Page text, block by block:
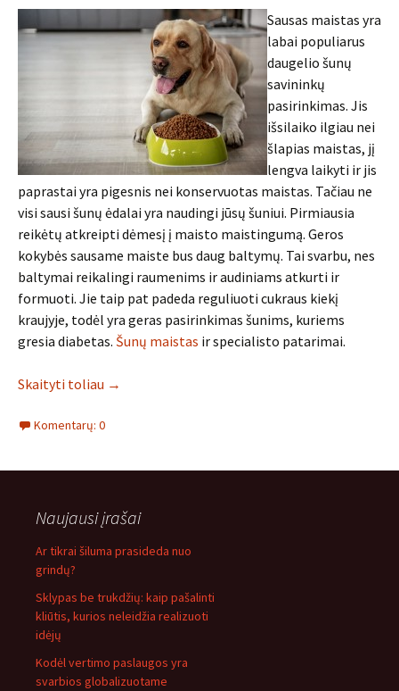
Sausas maistas yra
labai populiarus
daugelio šunų
savininkų
pasirinkimas. Jis
išsilaiko ilgiau nei
šlapias maistas, jį
lengva laikyti ir jis
paprastai yra pigesnis nei konservuotas maistas. Tačiau ne
visi sausi šunų ėdalai yra naudingi jūsų šuniui. Pirmiausia
reikėtų atkreipti dėmesį į maisto maistingumą. Geros
kokybės sausame maiste bus daug baltymų. Tai svarbu, nes
baltymai reikalingi raumenims ir audiniams atkurti ir
formuoti. Jie taip pat padeda reguliuoti cukraus kiekį
kraujyje, todėl yra geras pasirinkimas šunims, kuriems
gresia diabetas. Šunų maistas ir specialisto patarimai.
Skaityti toliau →
Komentarų: 0
Naujausi įrašai
Ar tikrai šiluma prasideda nuo
grindų?
Sklypas be trukdžių: kaip pašalinti
kliūtis, kurios neleidžia realizuoti
idėjų
Kodėl vertimo paslaugos yra
svarbios globalizuotame